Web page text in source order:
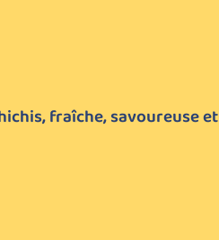
fraîche, savoureuse